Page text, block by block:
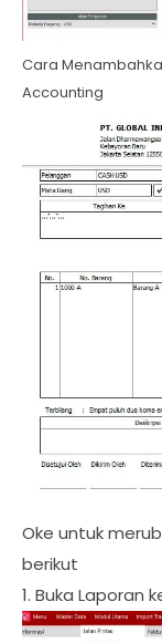
Cara
Accounting
Oke untuk
berikut
1. Buka Laporan